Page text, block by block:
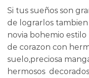
Si tus sueños son
de lograrlos
novia bohemio
de corazon con
suelo,preciosa
hermosos